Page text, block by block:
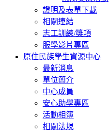
證明及表單下載
相關連結
志工訓練/獎項
服學影片專區
原住民族學生資源中心
最新消息
單位簡介
中心成員
安心助學專區
活動相簿
相關法規